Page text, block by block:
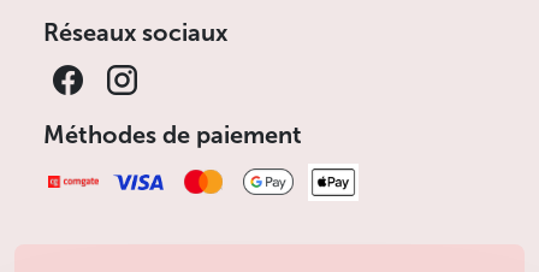
Réseaux sociaux
Méthodes de paiement